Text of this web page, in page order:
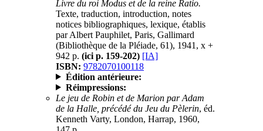
Livre du roi Modus et de la reine Ratio.
Texte, traduction, introduction, notes
notices bibliographiques, lexique, établis
par Albert Pauphilet, Paris, Gallimard
(Bibliothèque de la Pléiade, 61), 1941, x +
942 p. (ici p. 159-202) [IA]
ISBN: 9782070100118
Édition antérieure:
Réimpressions:
Le jeu de Robin et de Marion par Adam
de la Halle, précédé du Jeu du Pèlerin, éd.
Kenneth Varty, London, Harrap, 1960,